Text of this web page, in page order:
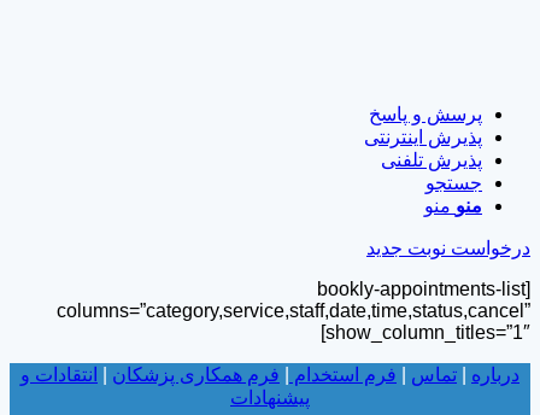
پرسش و پاسخ
پذیرش اینترنتی
پذیرش تلفنی
جستجو
منو منو
درخواست نوبت جدید
[bookly-appointments-list
columns=”category,service,staff,date,time,status,cancel”
show_column_titles=”1″]
درباره تماس فرم استخدام فرم همکاری پزشکان
انتقادات و
پیشنهادات